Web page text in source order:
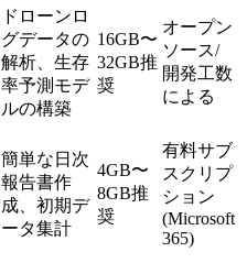
ドローンロ
グデータの
解析、生存
率予測モデ
ルの構築
16GB〜
32GB推
奨
オープン
ソース/
開発工数
による
簡単な日次
報告書作
成、初期デ
ータ集計
4GB〜
8GB推
奨
有料サブ
スクリプ
ション
(Microsoft
365)